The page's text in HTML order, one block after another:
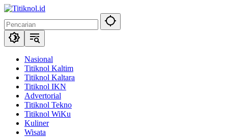
Langsung
konten
Nasional
Titiknol Kaltim
Titiknol Kaltara
Titiknol IKN
Advertorial
Titiknol Tekno
Titiknol WiKu
Kuliner
Wisata